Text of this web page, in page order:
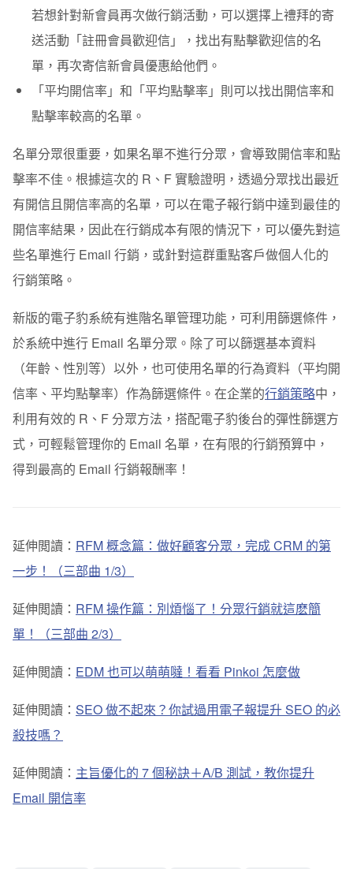
若想針對新會員再次做行銷活動，可以選擇上禮拜的寄
送活動 「註冊會員歡迎信」
，找出有點擊歡迎信的名
單，再次寄信新會員優惠給他們。
「平均開信率」 和 「平均點擊率」 則可以找出開信率和
點擊率較高的名單。
名單分眾很重要，如果名單不進行分眾，會導致開信率和點
擊率不佳。根據這次的 R、F 實驗證明，透過分眾找出最近
有開信且開信率高的名單，可以在電子報行銷中達到最佳的
開信率結果，因此在行銷成本有限的情況下，可以優先對這
些名單進行 Email 行銷，或針對這群重點客戶做個人化的
行銷策略。
新版的電子豹系統有進階名單管理功能，可利用篩選條件，
於系統中進行 Email 名單分眾。除了可以篩選基本資料
（年齡、性別等）以外，也可使用名單的行為資料（平均開
信率、平均點擊率）作為篩選條件。在企業的行銷策略中，
利用有效的 R、F 分眾方法，搭配電子豹後台的彈性篩選方
式，可輕鬆管理你的 Email 名單，在有限的行銷預算中，
得到最高的 Email 行銷報酬率！
延伸閲讀： RFM 概念篇：做好顧客分眾，完成 CRM 的第
一步！（三部曲 1/3）
延伸閲讀： RFM 操作篇：別煩惱了！分眾行銷就這麽簡
單！（三部曲 2/3）
延伸閲讀： EDM 也可以萌萌噠！看看 Pinkoi 怎麼做
延伸閲讀： SEO 做不起來？你試過用電子報提升 SEO 的必
殺技嗎？
延伸閲讀： 主旨優化的 7 個秘訣＋A/B 測試，教你提升
Email 開信率